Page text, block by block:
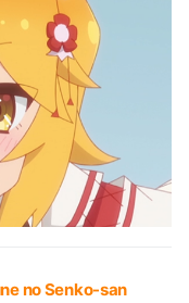
no Senko-san